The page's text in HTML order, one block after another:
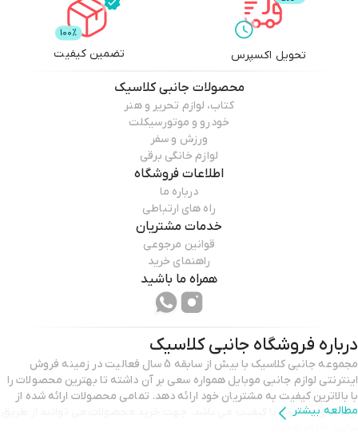
تحویل اکسپرس تضمین کیفیت
محصولات جانبی کلاسیک
کتاب، لوازم تحریر و هنر
خودرو و موتورسیکلت
ورزش و سفر
لوازم خانگی برقی
اطلاعات فروشگاه
درباره ما
راه های ارتباطی
خدمات مشتریان
قوانین مرجوعی
راهنمای خرید
همراه ما باشید
درباره فروشگاه جانبی کلاسیک
مجموعه جانبی کلاسیک با بیش از سابقه 5 سال فعالیت در زمینه فروش
اینترنتی لوازم جانبی موبایل همواره سعی بر آن داشته تا بهترین محصولات را
با بالاترین کیفیت به مشتریان خود ارائه دهد. تمامی محصولات ارائه شده از
مطالعه بیشتر